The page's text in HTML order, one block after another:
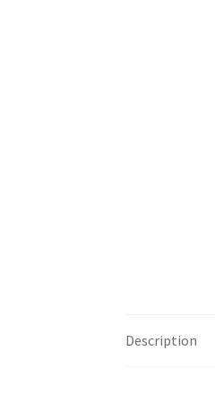
Description